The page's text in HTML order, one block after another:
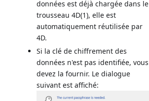
données est déjà chargée dans le
trousseau 4D(1), elle est
automatiquement réutilisée par
4D.
Si la clé de chiffrement des
données n'est pas identifiée, vous
devez la fournir. Le dialogue
suivant est affiché: